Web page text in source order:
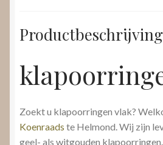
Productbeschrijving
Zoekt u klapoorringen vlak?
Koenraads te Helmond. Wij zijn
geel- als witgouden klapoorringen.